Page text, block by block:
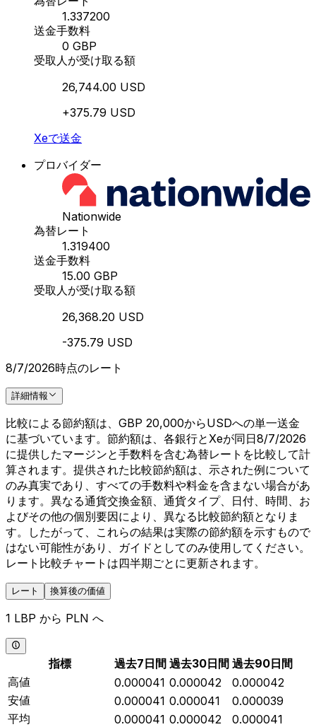
1.337200
送金手数料
0 GBP
受取人が受け取る額
26,744.00 USD
+375.79 USD
Xeで送金
プロバイダー
Nationwide
為替レート
1.319400
送金手数料
15.00 GBP
受取人が受け取る額
26,368.20 USD
-375.79 USD
8/7/2026時点のレート
詳細情報
比較による節約額は、GBP 20,000からUSDへの単一送金
に基づいています。節約額は、各銀行とXeが同日8/7/2026
に提供したマージンと手数料を含む為替レートを比較して計
算されます。提供された比較節約額は、示された例について
のみ真実であり、すべての手数料や料金を含まない場合があ
ります。異なる通貨交換金額、通貨タイプ、日付、時間、お
よびその他の個別要因により、異なる比較節約額となりま
す。したがって、これらの結果は実際の節約額を示すもので
はない可能性があり、ガイドとしてのみ使用してください。
レート比較チャートは四半期ごとに更新されます。
レート 換算後の価値
1 LBP から PLN へ
指標 過去7日間 過去30日間 過去90日間
高値
0.000041 0.000042
0.000042
安値
0.000041 0.000041
0.000039
平均
0.000041 0.000042
0.000041